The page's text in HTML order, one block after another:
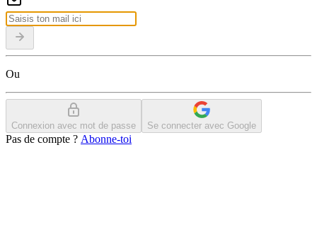
Ou
Connexion avec mot de passe Se connecter avec Google
Pas de compte ? Abonne-toi